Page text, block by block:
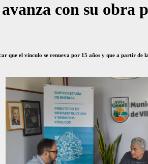
con su obra
que el vínculo se renueva por 15 años y que a partir